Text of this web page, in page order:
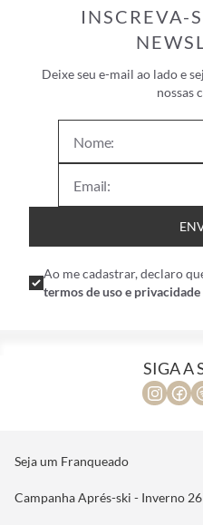
INSCREVA-
Deixe seu e-mail ao lado e
nossas
Ao me cadastrar, declaro
termos de uso e privacidade
SIGA A
Seja um Franqueado
Campanha Aprés-ski - Inverno 26